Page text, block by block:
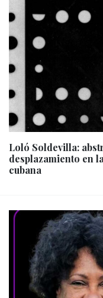
Loló Soldevilla:
desplazamiento en
cubana